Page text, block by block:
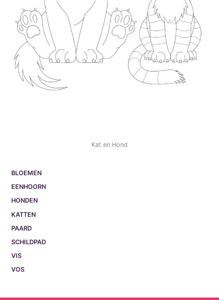
BLOEMEN
EENHOORN
HONDEN
KATTEN
PAARD
SCHILDPAD
VIS
VOS
Kat en Hond